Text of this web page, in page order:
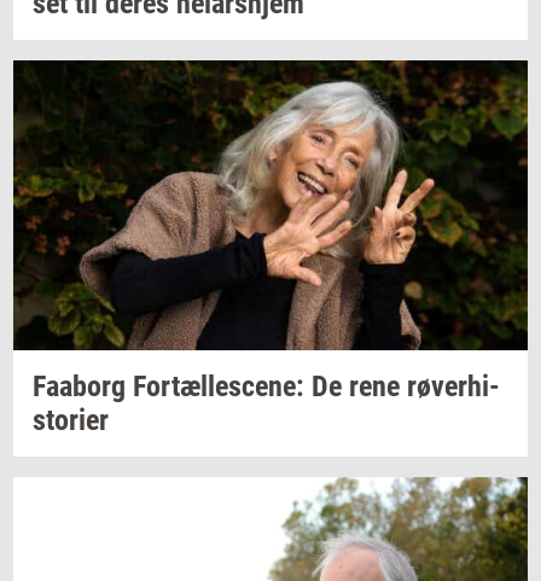
Faa­borg For­tæl­les­ce­ne: De rene rø­ver­hi­
sto­ri­er